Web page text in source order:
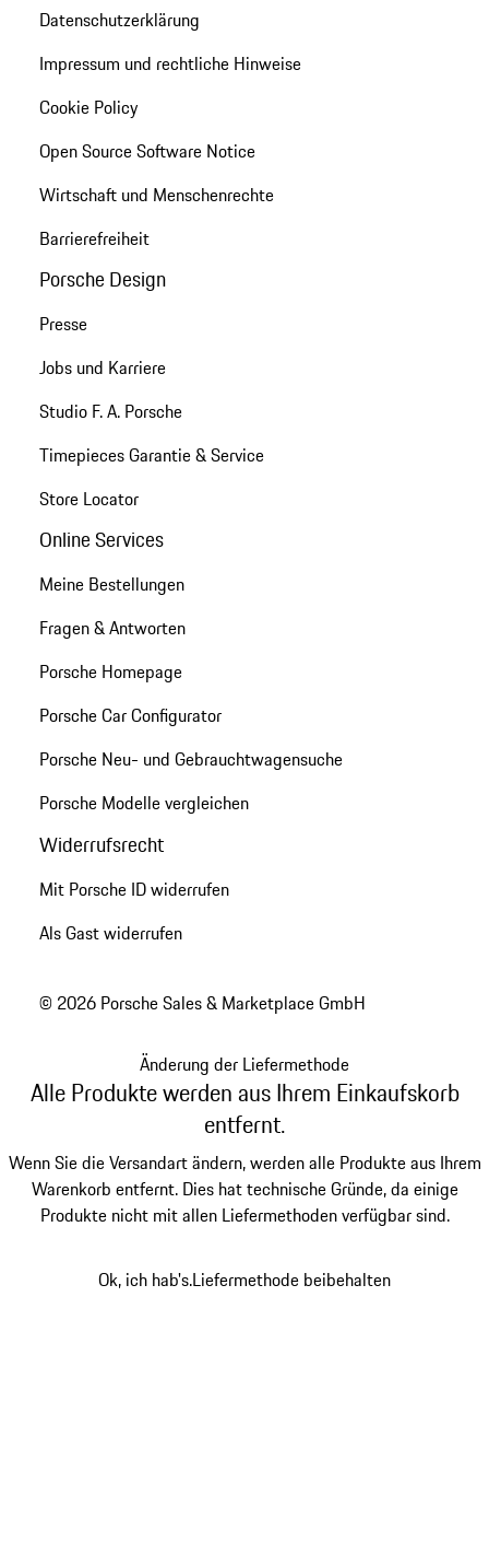
Datenschutzerklärung
Impressum und rechtliche Hinweise
Cookie Policy
Open Source Software Notice
Wirtschaft und Menschenrechte
Barrierefreiheit
Porsche Design
Presse
Jobs und Karriere
Studio F. A. Porsche
Timepieces Garantie & Service
Store Locator
Online Services
Meine Bestellungen
Fragen & Antworten
Porsche Homepage
Porsche Car Configurator
Porsche Neu- und Gebrauchtwagensuche
Porsche Modelle vergleichen
Widerrufsrecht
Mit Porsche ID widerrufen
Als Gast widerrufen
© 2026 Porsche Sales & Marketplace GmbH
Änderung der Liefermethode
Alle Produkte werden aus Ihrem Einkaufskorb
entfernt.
Wenn Sie die Versandart ändern, werden alle Produkte aus Ihrem
Warenkorb entfernt. Dies hat technische Gründe, da einige
Produkte nicht mit allen Liefermethoden verfügbar sind.
Ok, ich hab's.Liefermethode beibehalten